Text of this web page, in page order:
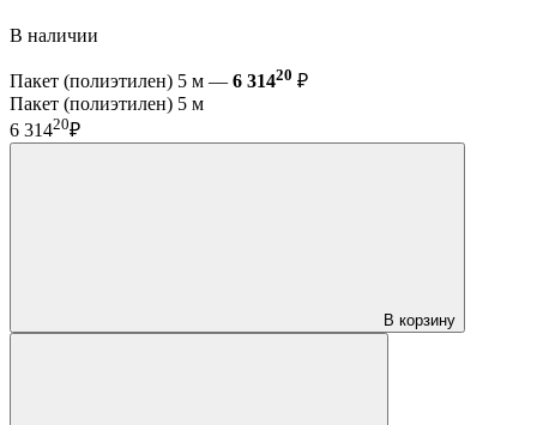
В наличии
Пакет (полиэтилен) 5 м — 6 31420 ₽
Пакет (полиэтилен) 5 м
6 31420₽
В корзину